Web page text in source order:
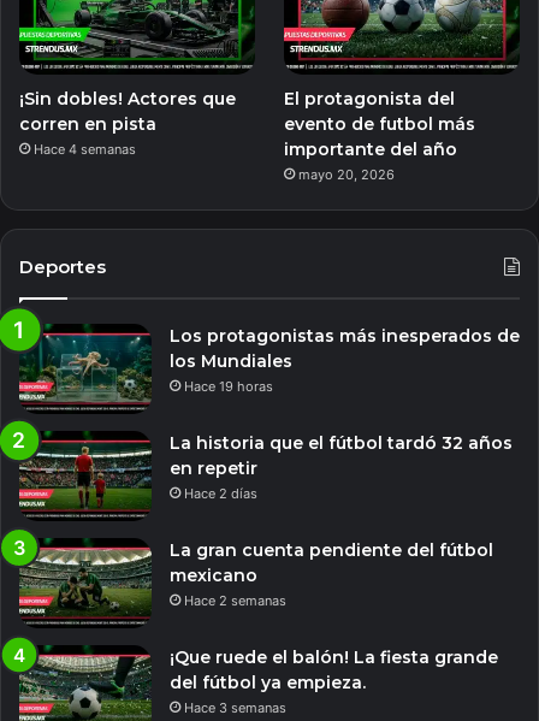
¡Sin dobles! Actores que
corren en pista
Hace 4 semanas
El protagonista del
evento de futbol más
importante del año
mayo 20, 2026
Deportes
Los protagonistas más inesperados de
los Mundiales
Hace 19 horas
La historia que el fútbol tardó 32 años
en repetir
Hace 2 días
La gran cuenta pendiente del fútbol
mexicano
Hace 2 semanas
¡Que ruede el balón! La fiesta grande
del fútbol ya empieza.
Hace 3 semanas